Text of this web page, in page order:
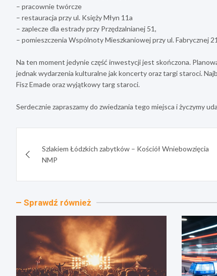
– pracownie twórcze
– restauracja przy ul. Księży Młyn 11a
– zaplecze dla estrady przy Przędzalnianej 51,
– pomieszczenia Wspólnoty Mieszkaniowej przy ul. Fabrycznej
Na ten moment jedynie część inwestycji jest skończona.
jednak wydarzenia kulturalne jak koncerty oraz targi staroci.
Fisz Emade oraz wyjątkowy targ staroci.
Serdecznie zapraszamy do zwiedzania tego miejsca i życzymy
wpisuSzlakiem Łódzkich zabytków – Kościół Wniebowzięcia
NMP
Sprawdź również